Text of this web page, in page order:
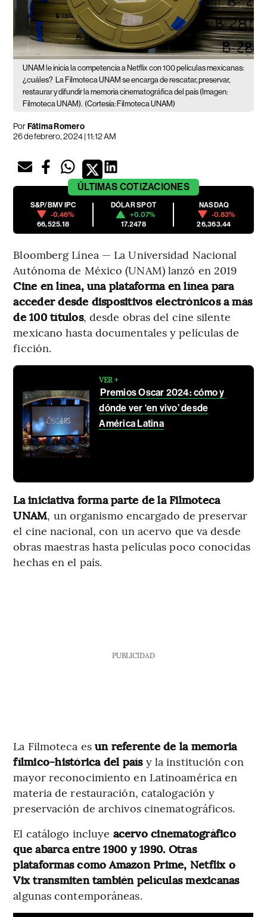
UNAM le inicia la competencia a Netflix con 100 películas mexicanas:
¿cuáles? La Filmoteca UNAM se encarga de rescatar, preservar,
restaurar y difundir la memoria cinematográfica del país (Imagen:
Filmoteca UNAM). (Cortesía: Filmoteca UNAM)
PorFátima Romero
26 de febrero, 2024 | 11:12 AM
ÚLTIMAS COTIZACIONES
S&P/BMV IPC
-0.46%
66,525.18
DÓLAR SPOT
+0.07%
17.2478
NASDAQ
-0.83%
26,363.44
Bloomberg Línea — La Universidad Nacional
Autónoma de México (UNAM) lanzó en 2019
Cine en línea, una plataforma en línea para
acceder desde dispositivos electrónicos a más
de 100 títulos, desde obras del cine silente
mexicano hasta documentales y películas de
ficción.
VER +
Premios Oscar 2024: cómo y
dónde ver ‘en vivo’ desde
América Latina
La iniciativa forma parte de la Filmoteca
UNAM, un organismo encargado de preservar
el cine nacional, con un acervo que va desde
obras maestras hasta películas poco conocidas
hechas en el país.
PUBLICIDAD
La Filmoteca es un referente de la memoria
fílmico-histórica del paísy la institución con
mayor reconocimiento en Latinoamérica en
materia de restauración, catalogación y
preservación de archivos cinematográficos.
El catálogo incluye acervo cinematográfico
que abarca entre 1900 y 1990. Otras
plataformas como Amazon Prime, Netflix o
Vix transmiten también películas mexicanas
algunas contemporáneas.